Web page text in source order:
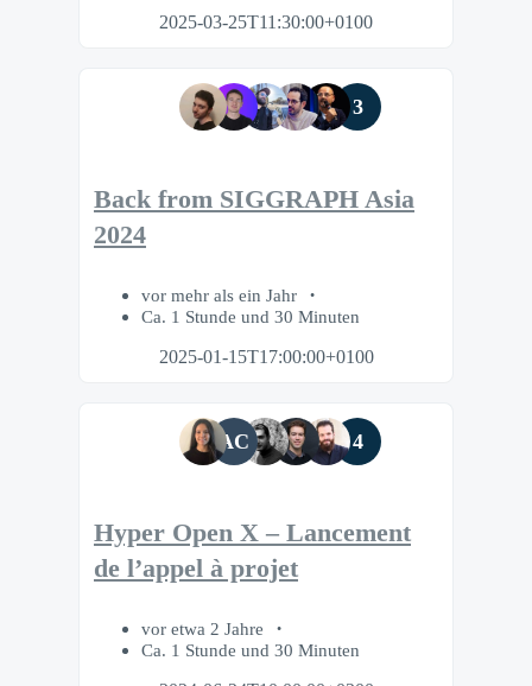
2025-03-25T11:30:00+0100
3
Back from SIGGRAPH Asia
2024
vor mehr als ein Jahr
Ca. 1 Stunde und 30 Minuten
2025-01-15T17:00:00+0100
AC 4
Hyper Open X – Lancement
de l’appel à projet
vor etwa 2 Jahre
Ca. 1 Stunde und 30 Minuten